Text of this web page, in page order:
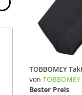
von TOBBOMEY
Bester Preis